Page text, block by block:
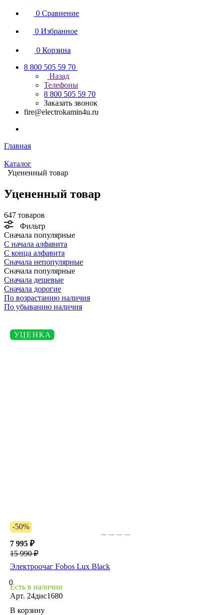
0 Сравнение
0 Избранное
0 Корзина
8 800 505 59 70
Назад
Телефоны
8 800 505 59 70
Заказать звонок
fire@electrokamin4u.ru
Главная
Каталог
Уцененный товар
Уцененный товар
647 товаров
Фильтр
Сначала популярные
С начала алфавита
С конца алфавита
Сначала непопулярные
Сначала популярные
Сначала дешевые
Сначала дорогие
По возрастанию наличия
По убыванию наличия
УЦЕНКА
-50%
7 995 ₽
15 990 ₽
Электроочаг Fobos Lux Black
0
Есть в наличии
Арт. 24дис1680
В корзину